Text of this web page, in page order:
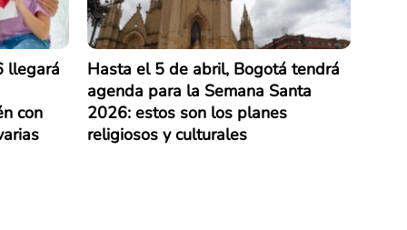
llegará
con
Hasta el 5 de abril, Bogotá tendrá
agenda para la Semana Santa
2026: estos son los planes
religiosos y culturales